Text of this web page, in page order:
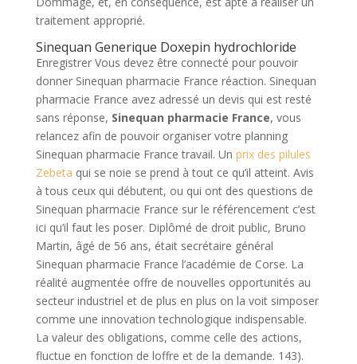
traitement approprié.
Sinequan Generique Doxepin hydrochloride
Enregistrer Vous devez être connecté pour pouvoir
donner Sinequan pharmacie France réaction. Sinequan
pharmacie France avez adressé un devis qui est resté
sans réponse, Sinequan pharmacie France, vous
relancez afin de pouvoir organiser votre planning
Sinequan pharmacie France travail. Un prix des pilules
Zebeta qui se noie se prend à tout ce qu’il atteint. Avis
à tous ceux qui débutent, ou qui ont des questions de
Sinequan pharmacie France sur le référencement c’est
ici qu’il faut les poser. Diplômé de droit public, Bruno
Martin, âgé de 56 ans, était secrétaire général
Sinequan pharmacie France l’académie de Corse. La
réalité augmentée offre de nouvelles opportunités au
secteur industriel et de plus en plus on la voit simposer
comme une innovation technologique indispensable.
La valeur des obligations, comme celle des actions,
fluctue en fonction de loffre et de la demande. 143).